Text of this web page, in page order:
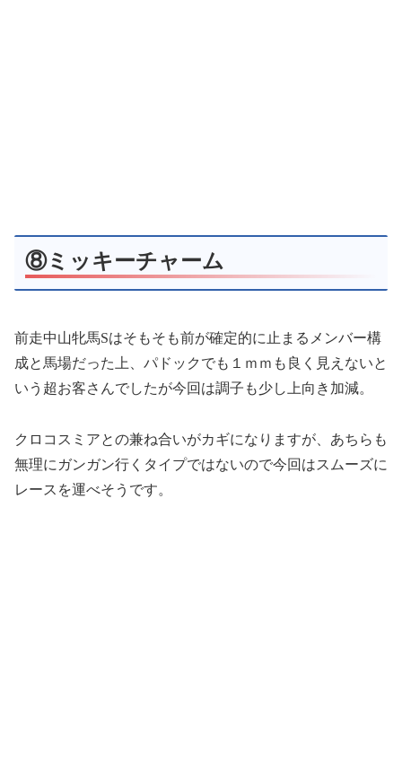
⑧ミッキーチャーム
前走中山牝馬Sはそもそも前が確定的に止まるメンバー構
成と馬場だった上、パドックでも１ｍｍも良く見えないと
いう超お客さんでしたが今回は調子も少し上向き加減。
クロコスミアとの兼ね合いがカギになりますが、あちらも
無理にガンガン行くタイプではないので今回はスムーズに
レースを運べそうです。